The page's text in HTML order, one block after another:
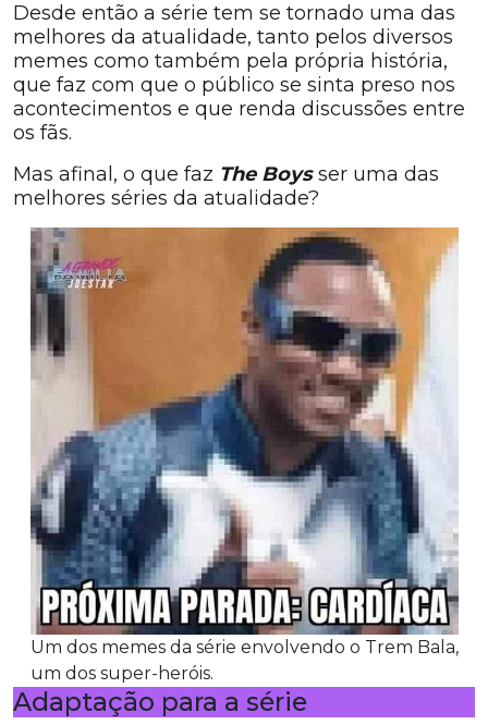
Desde então a série tem se tornado uma das
melhores da atualidade, tanto pelos diversos
memes como também pela própria história,
que faz com que o público se sinta preso nos
acontecimentos e que renda discussões entre
os fãs.
Mas afinal, o que faz The Boysser uma das
melhores séries da atualidade?
Um dos memes da série envolvendo o Trem Bala,
um dos super-heróis.
Adaptação para a série